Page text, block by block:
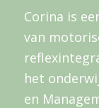
Corina is
van
het
en